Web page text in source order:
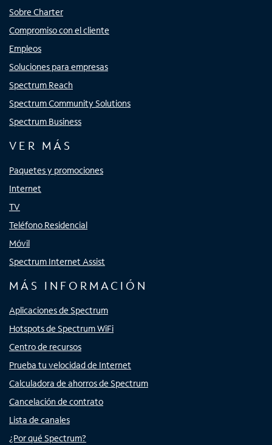
Sobre Charter
Compromiso con el cliente
Empleos
Soluciones para empresas
Spectrum Reach
Spectrum Community Solutions
Spectrum Business
VER MÁS
Paquetes y promociones
Internet
TV
Teléfono Residencial
Móvil
Spectrum Internet Assist
MÁS INFORMACIÓN
Aplicaciones de Spectrum
Hotspots de Spectrum WiFi
Centro de recursos
Prueba tu velocidad de Internet
Calculadora de ahorros de Spectrum
Cancelación de contrato
Lista de canales
¿Por qué Spectrum?